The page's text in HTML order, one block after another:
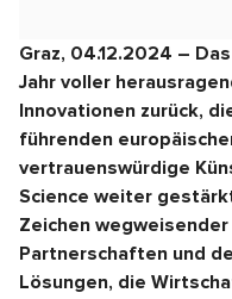
Graz, 04.12.2024 –
Jahr voller
Innovationen zurück,
führenden
vertrauenswürdige
Science weiter
Zeichen
Partnerschaften und
Lösungen, die